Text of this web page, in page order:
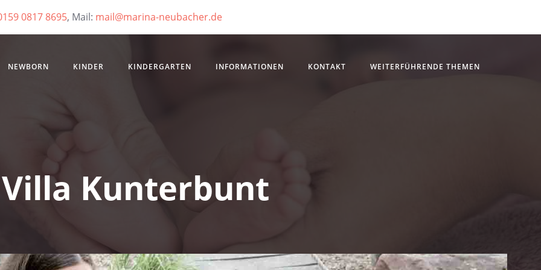
0817 8695, Mail: mail@marina-neubacher.de
NEWBORN KINDER KINDERGARTEN INFORMATIONEN KONTAKT WEITERFÜHRENDE THEMEN
Villa Kunterbunt